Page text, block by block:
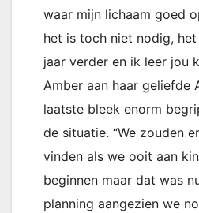
waar mijn lichaam goed
het is toch niet nodig,
jaar verder en ik leer jou
Amber aan haar geliefde
laatste bleek enorm
de situatie. “We zouden
vinden als we ooit aan
beginnen maar dat was
planning aangezien we